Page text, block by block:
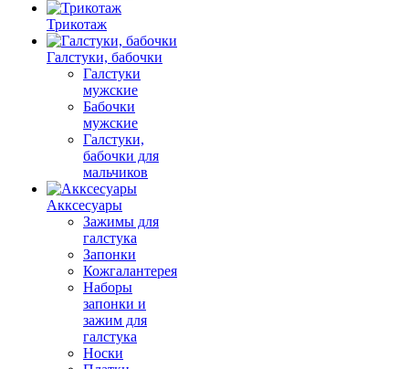
Трикотаж
Галстуки, бабочки
Галстуки
мужские
Бабочки
мужские
Галстуки,
бабочки для
мальчиков
Акксесуары
Зажимы для
галстука
Запонки
Кожгалантерея
Наборы
запонки и
зажим для
галстука
Носки